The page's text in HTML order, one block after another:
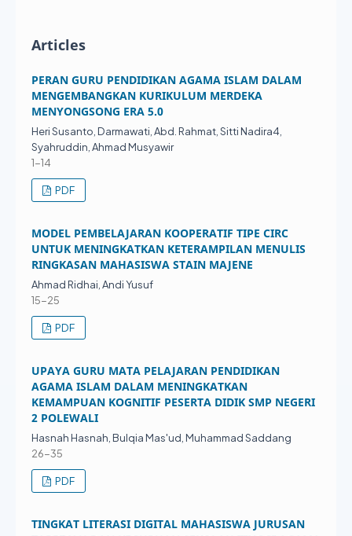
Articles
PERAN GURU PENDIDIKAN AGAMA ISLAM DALAM
MENGEMBANGKAN KURIKULUM MERDEKA
MENYONGSONG ERA 5.0
Heri Susanto, Darmawati, Abd. Rahmat, Sitti Nadira4,
Syahruddin, Ahmad Musyawir
1-14
PDF
MODEL PEMBELAJARAN KOOPERATIF TIPE CIRC
UNTUK MENINGKATKAN KETERAMPILAN MENULIS
RINGKASAN MAHASISWA STAIN MAJENE
Ahmad Ridhai, Andi Yusuf
15-25
PDF
UPAYA GURU MATA PELAJARAN PENDIDIKAN
AGAMA ISLAM DALAM MENINGKATKAN
KEMAMPUAN KOGNITIF PESERTA DIDIK SMP NEGERI
2 POLEWALI
Hasnah Hasnah, Bulqia Mas'ud, Muhammad Saddang
26-35
PDF
TINGKAT LITERASI DIGITAL MAHASISWA JURUSAN